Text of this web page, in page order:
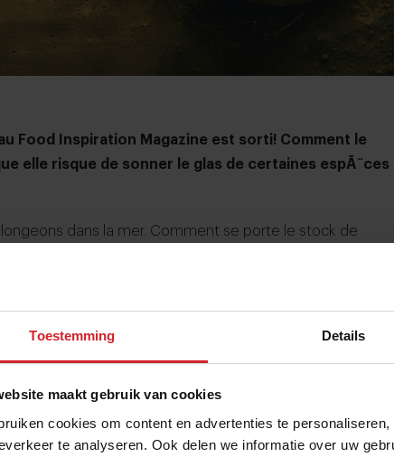
Toestemming Details
maakt gebruik van cookies
cookies om content en advertenties te
te analyseren. Ook delen we informatie over uw
Food Inspiration Magazine est sorti! Comment le
elle risque de sonner le glas de certaines espÃ¨ces
dans la mer. Comment se porte le stock de
la richesse de la mer de façon responsable ? Ou la pêche
de certaines espèces de poissons. Il est vrai que l’avenir
poissons, mais heureusement l’espoir est aussi au
par exemple, à préparer un délicieux plat à base de
dans les coulisses de la criée
sushi au marché de poissons Tokyo